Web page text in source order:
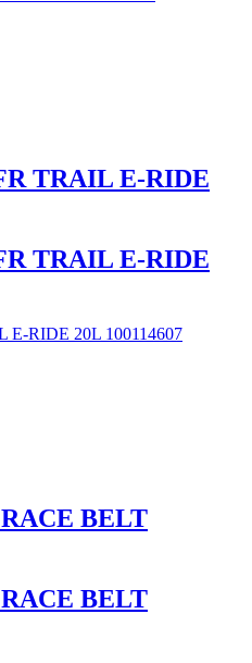
TRAIL E-RIDE
TRAIL E-RIDE
BELT
BELT